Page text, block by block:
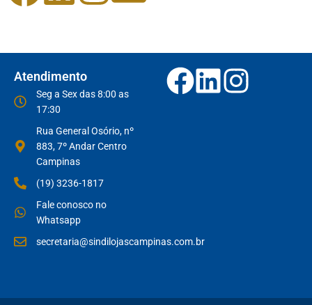
Atendimento
Seg a Sex das 8:00 as
17:30
Rua General Osório, nº
883, 7º Andar Centro
Campinas
(19) 3236-1817
Fale conosco no
Whatsapp
secretaria@sindilojascampinas.com.br